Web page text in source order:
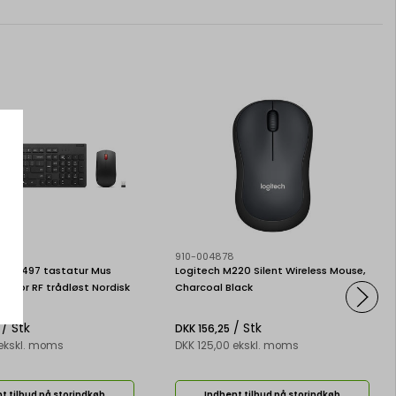
tastatur Mus
RF trådløst Nordisk
Stk
moms
910-004878
Logitech M220 Silent Wireless Mouse,
Charcoal Black
DKK 156,25 / Stk
DKK 125,00 ekskl. moms